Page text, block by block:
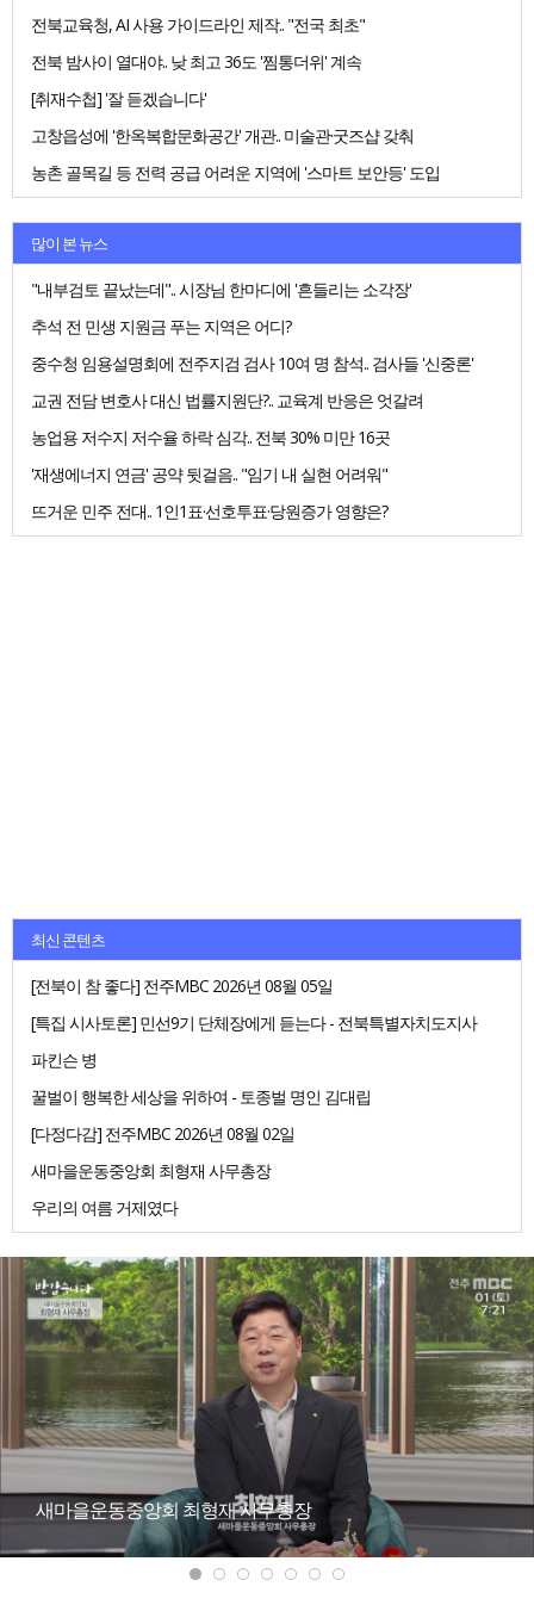
전북교육청, AI 사용 가이드라인 제작.. "전국 최초"
전북 밤사이 열대야.. 낮 최고 36도 '찜통더위' 계속
[취재수첩] '잘 듣겠습니다'
고창읍성에 '한옥복합문화공간' 개관.. 미술관·굿즈샵 갖춰
농촌 골목길 등 전력 공급 어려운 지역에 '스마트 보안등' 도입
많이 본 뉴스
"내부검토 끝났는데".. 시장님 한마디에 '흔들리는 소각장'
추석 전 민생 지원금 푸는 지역은 어디?
중수청 임용설명회에 전주지검 검사 10여 명 참석.. 검사들 '신중론'
교권 전담 변호사 대신 법률지원단?.. 교육계 반응은 엇갈려
농업용 저수지 저수율 하락 심각.. 전북 30% 미만 16곳
'재생에너지 연금' 공약 뒷걸음.. "임기 내 실현 어려워"
뜨거운 민주 전대.. 1인1표·선호투표·당원증가 영향은?
최신 콘텐츠
[전북이 참 좋다] 전주MBC 2026년 08월 05일
[특집 시사토론] 민선9기 단체장에게 듣는다 - 전북특별자치도지사
파킨슨 병
꿀벌이 행복한 세상을 위하여 - 토종벌 명인 김대립
[다정다감] 전주MBC 2026년 08월 02일
새마을운동중앙회 최형재 사무총장
우리의 여름 거제였다
새마을운동중앙회 최형재 사무총장